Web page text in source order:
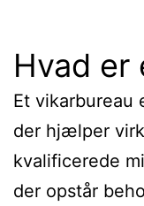
Hvad er
Et vikarbureau
der hjælper
kvalificerede
der opstår